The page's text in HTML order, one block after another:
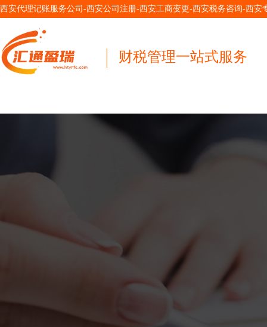
西安代理记账服务公司-西安公司注册-西安工商变更-西安税务咨询-西
财税管理一站式服务